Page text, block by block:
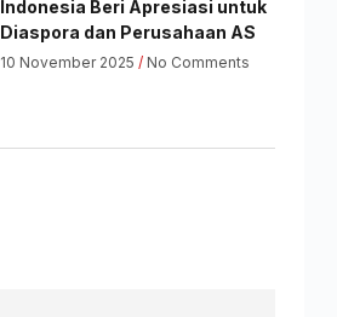
Indonesia Beri Apresiasi untuk
Diaspora dan Perusahaan AS
10 November 2025 No Comments